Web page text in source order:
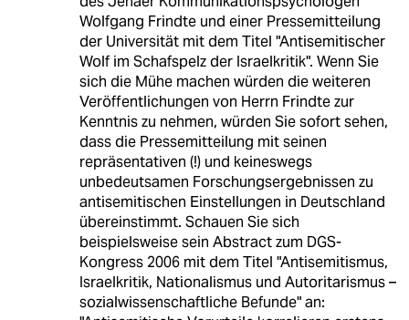
Wolfgang Frindte und einer Pressemitteilung
der Universität mit dem Titel "Antisemitischer
Wolf im Schafspelz der Israelkritik". Wenn Sie
sich die Mühe machen würden die weiteren
Veröffentlichungen von Herrn Frindte zur
Kenntnis zu nehmen, würden Sie sofort sehen,
dass die Pressemitteilung mit seinen
repräsentativen (!) und keineswegs
unbedeutsamen Forschungsergebnissen zu
antisemitischen Einstellungen in Deutschland
übereinstimmt. Schauen Sie sich
beispielsweise sein Abstract zum DGS-
Kongress 2006 mit dem Titel "Antisemitismus,
Israelkritik, Nationalismus und Autoritarismus –
sozialwissenschaftliche Befunde" an: